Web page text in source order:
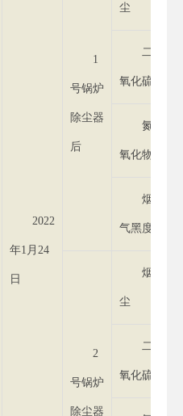
2022
年1月24
日
1
号锅炉
除尘器
后
尘
二
氧化硫
氮
氧化物
烟
气黑度
2
号锅炉
除尘器
烟
尘
二
氧化硫